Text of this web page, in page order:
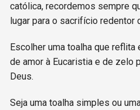
católica, recordemos sempre
lugar para o sacrifício redentor
Escolher uma toalha que
de amor à Eucaristia e de zelo
Deus.
Seja uma toalha simples ou